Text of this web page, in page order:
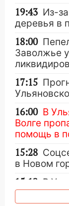
19:43 Из-
деревья в
18:00
Заволжье
17:15
16:00 В
Волге
помощь в
15:28
в Новом
15:12 В